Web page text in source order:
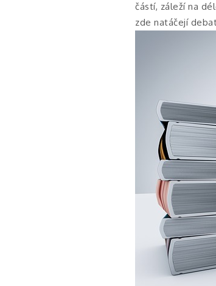
částí, záleží na
zde natáčejí